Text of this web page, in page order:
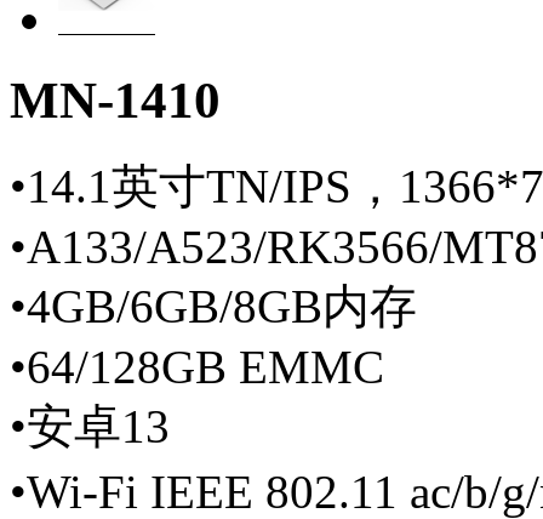
MN-1410
•14.1英寸TN/IPS，
•A133/A523/RK3566/
•4GB/6GB/8GB内存
•64/128GB EMMC
•安卓13
•Wi-Fi IEEE 802.11 ac/b/